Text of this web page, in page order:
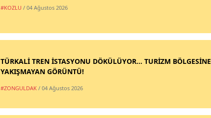
#KOZLU / 04 Ağustos 2026
TÜRKALİ TREN İSTASYONU DÖKÜLÜYOR... TURİZM BÖLGESİNE
YAKIŞMAYAN GÖRÜNTÜ!
#ZONGULDAK / 04 Ağustos 2026